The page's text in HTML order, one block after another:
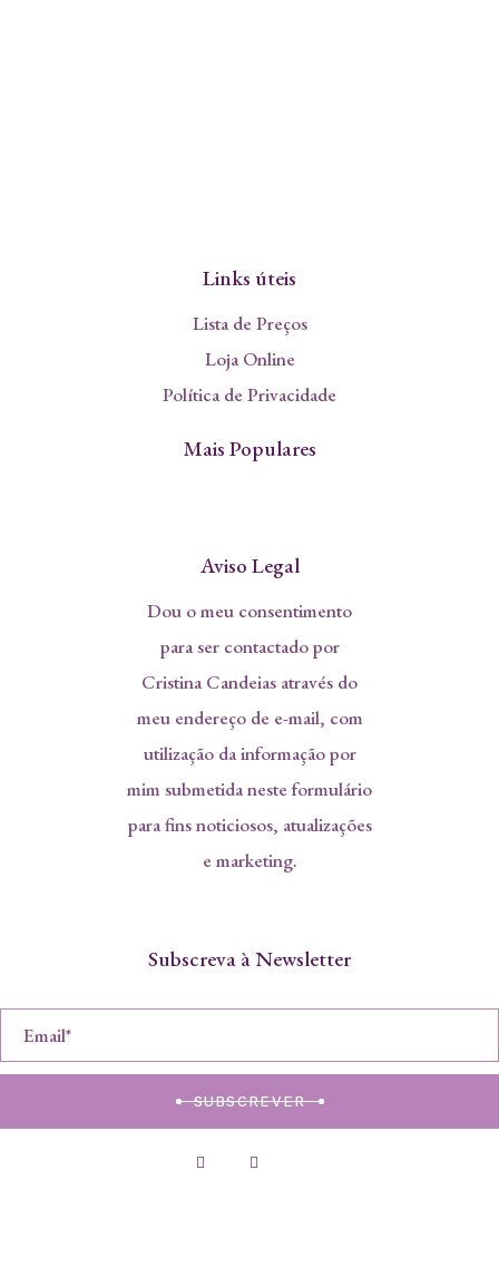
Links úteis
Lista de Preços
Loja Online
Política de Privacidade
Mais Populares
Aviso Legal
Dou o meu consentimento
para ser contactado por
Cristina Candeias através do
meu endereço de e-mail, com
utilização da informação por
mim submetida neste formulário
para fins noticiosos, atualizações
e marketing.
Subscreva à Newsletter
SUBSCREVER